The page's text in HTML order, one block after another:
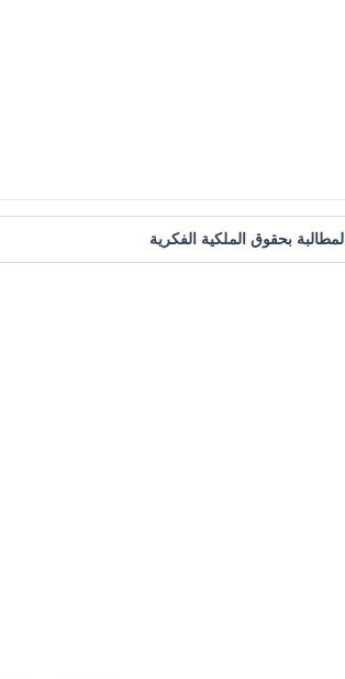
المطالبة بحقوق الملكية الفكرية